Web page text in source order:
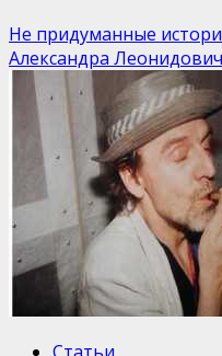
Не придуманные
Александра